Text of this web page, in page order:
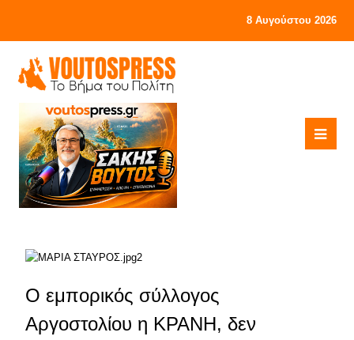
8 Αυγούστου 2026
Ο εμπορικός σύλλογος
Αργοστολίου η ΚΡΑΝΗ, δεν